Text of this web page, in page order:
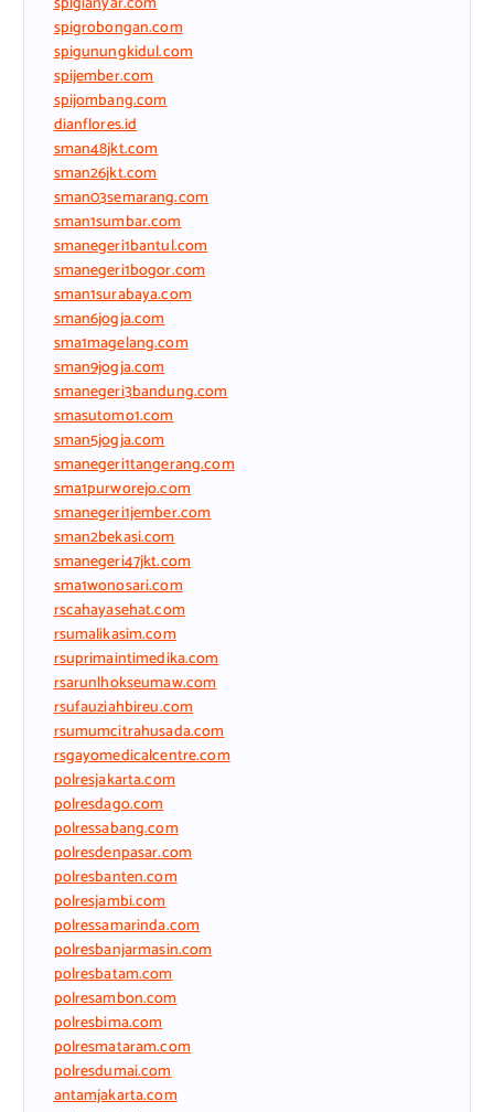
spigrobongan.com
spigunungkidul.com
spijember.com
spijombang.com
dianflores.id
sman48jkt.com
sman26jkt.com
sman03semarang.com
sman1sumbar.com
smanegeri1bantul.com
smanegeri1bogor.com
sman1surabaya.com
sman6jogja.com
sma1magelang.com
sman9jogja.com
smanegeri3bandung.com
smasutomo1.com
sman5jogja.com
smanegeri1tangerang.com
sma1purworejo.com
smanegeri1jember.com
sman2bekasi.com
smanegeri47jkt.com
sma1wonosari.com
rscahayasehat.com
rsumalikasim.com
rsuprimaintimedika.com
rsarunlhokseumaw.com
rsufauziahbireu.com
rsumumcitrahusada.com
rsgayomedicalcentre.com
polresjakarta.com
polresdago.com
polressabang.com
polresdenpasar.com
polresbanten.com
polresjambi.com
polressamarinda.com
polresbanjarmasin.com
polresbatam.com
polresambon.com
polresbima.com
polresmataram.com
polresdumai.com
antamjakarta.com